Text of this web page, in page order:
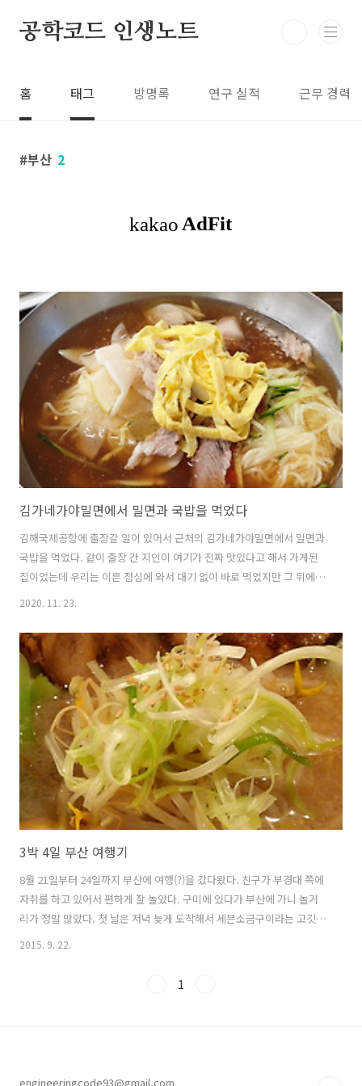
공학코드 인생노트
홈 태그 방명록 연구 실적 근무 경력
부산 2
김가네가야밀면에서 밀면과 국밥을 먹었다
김해국제공항에 출장갈 일이 있어서 근처의 김가네가야밀면에서 밀면과
국밥을 먹었다. 같이 출장 간 지인이 여기가 진짜 맛있다고 해서 가게된
집이었는데 우리는 이른 점심에 와서 대기 없이 바로 먹었지만 그 뒤에
오는 사람들은 대기하면서 빈 자리가 날 때 까지 기다려야 했다. 쌀쌀한
는 물곱배기와 만두를 주문했다. 밀면은 간을 먼저 보고 식초와 겨자를
적당히 넣어서 먹는 것을 가게에서는 추천하고 있었는데 이건 흔한 식사
법이었다. 온육수가 가장 먼저 나오는데 이거를 마시면서 몸을 녹이고 있
으면 어떤 음식들이 나올지 기대가 절로 된다. 만두가 먼저 나왔는데 사
이즈가 어마어마하다. 한 입 딱 먹는 순간 "아! 진짜 맛있다." 라는 생각
이 드는 만두이..
2020. 11. 23.
3박 4일 부산 여행기
8월 21일부터 24일까지 부산에 여행(?)을 갔다왔다. 친구가 부경대 쪽에
자취를 하고 있어서 편하게 잘 놀았다. 구미에 있다가 부산에 가니 놀거
리가 정말 많았다. 첫 날은 저녁 늦게 도착해서 세븐소금구이라는 고깃집
에서 삼겹살을 먹었다. 부산이라서 그런지 고깃집에 좋은데이가 종류별
사진은 없다. 삽겹살을 다 먹고 방으로 돌아가던 중 이 동네에서 줄서서
2015. 9. 22.
1
engineeringcode93@gmail.com